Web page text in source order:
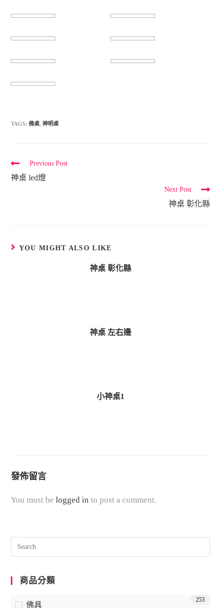
TAGS:佛桌, 神明桌
C
o
u
Previous Post
神桌 led燈
Next Post
神桌 彰化縣
YOU MIGHT ALSO LIKE
神桌 彰化縣
神桌 左右邊
小神桌1
發佈留言
You must belogged in to post a comment.
商品分類
佛具
253